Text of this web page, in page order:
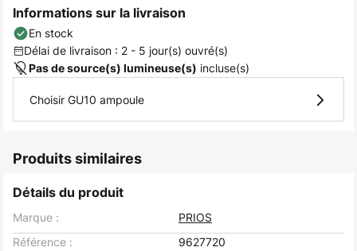
Informations sur la livraison
En stock
Délai de livraison : 2 - 5 jour(s) ouvré(s)
Pas de source(s) lumineuse(s) incluse(s)
Choisir GU10 ampoule
Produits similaires
Détails du produit
Marque :
PRIOS
Référence :
9627720